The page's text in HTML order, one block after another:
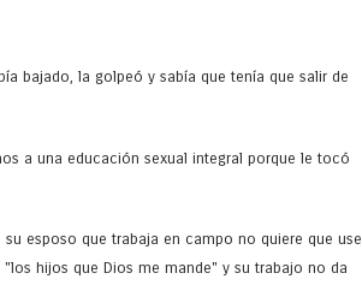
bajado, la golpeó y sabía que tenía que salir de
a una educación sexual integral porque le tocó
esposo que trabaja en campo no quiere que use
hijos que Dios me mande" y su trabajo no da